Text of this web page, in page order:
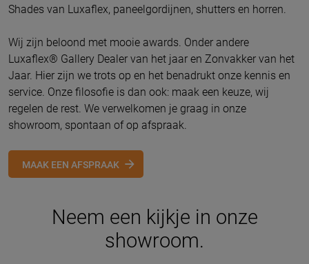
Shades van Luxaflex, paneelgordijnen, shutters en horren.
Wij zijn beloond met mooie awards. Onder andere
Luxaflex® Gallery Dealer van het jaar en Zonvakker van het
Jaar. Hier zijn we trots op en het benadrukt onze kennis en
service. Onze filosofie is dan ook: maak een keuze, wij
regelen de rest. We verwelkomen je graag in onze
showroom, spontaan of op afspraak.
MAAK EEN AFSPRAAK
Neem een kijkje in onze
showroom.